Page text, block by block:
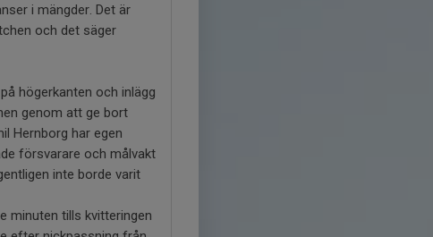
i mängder. Det är
och det säger
högerkanten och inlägg
genom att ge bort
Hernborg har egen
försvarare och målvakt
inte borde varit
minuten tills kvitteringen